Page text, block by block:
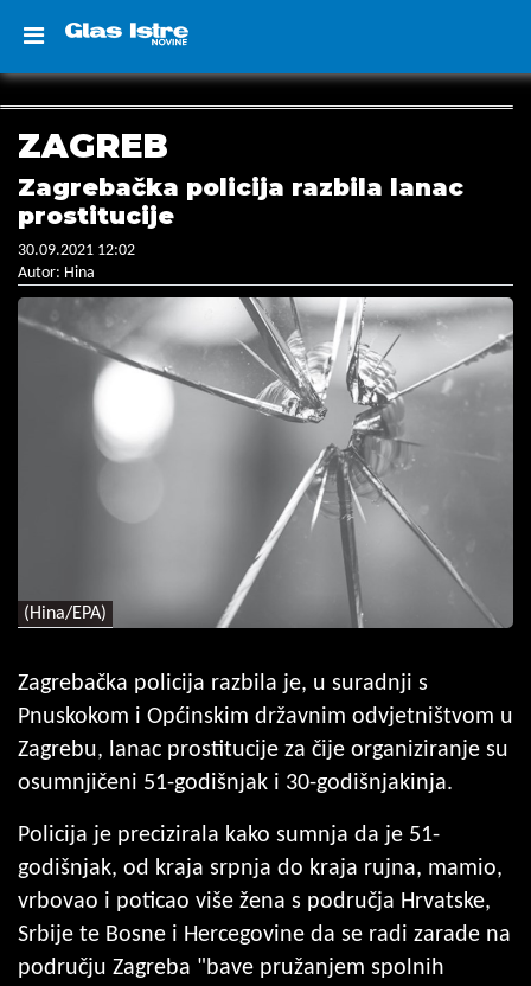
ZAGREB
Zagrebačka policija razbila lanac
prostitucije
30.09.2021 12:02
Autor: Hina
(Hina/EPA)
Zagrebačka policija razbila je, u suradnji s
Pnuskokom i Općinskim državnim odvjetništvom u
Zagrebu, lanac prostitucije za čije organiziranje su
osumnjičeni 51-godišnjak i 30-godišnjakinja.
Policija je precizirala kako sumnja da je 51-
godišnjak, od kraja srpnja do kraja rujna, mamio,
vrbovao i poticao više žena s područja Hrvatske,
Srbije te Bosne i Hercegovine da se radi zarade na
području Zagreba "bave pružanjem spolnih